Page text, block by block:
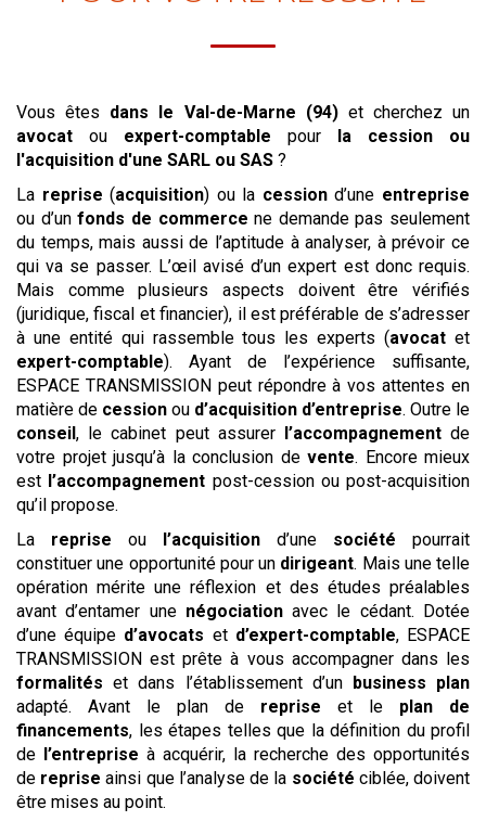
Vous êtes dans le Val-de-Marne (94) et cherchez un
avocat ou expert-comptable pour
la cession ou
l'acquisition d'une SARL ou SAS ?
La reprise (acquisition) ou la cessiond’une entreprise
ou d’unfonds de commerce ne demande pas seulement
du temps, mais aussi de l’aptitude à analyser, à prévoir ce
qui va se passer. L’œil avisé d’un expert est donc requis.
Mais comme plusieurs aspects doivent être vérifiés
(juridique, fiscal et financier), il est préférable de s’adresser
à une entité qui rassemble tous les experts (avocat et
expert-comptable). Ayant de l’expérience suffisante,
ESPACE TRANSMISSION peut répondre à vos attentes en
matière de cession ou d’acquisition d’entreprise. Outre le
conseil , le cabinet peut assurer l’accompagnementde
votre projet jusqu’à la conclusion de vente. Encore mieux
est l’accompagnement post-cession ou post-acquisition
qu’il propose.
La reprise ou l’acquisition d’une société pourrait
constituer une opportunité pour un dirigeant. Mais une telle
opération mérite une réflexion et des études préalables
avant d’entamer une négociationavec le cédant. Dotée
d’une équipe d’avocats et d’expert-comptable, ESPACE
TRANSMISSION est prête à vous accompagner dans les
formalités et dans l’établissement d’un
business plan
adapté. Avant le plan de reprise et le plan de
financements, les étapes telles que la définition du profil
de l’entreprise à acquérir, la recherche des opportunités
de reprise ainsi que l’analyse de la société ciblée, doivent
être mises au point.